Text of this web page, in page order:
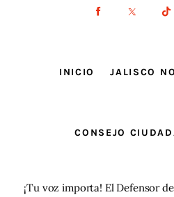
INICIO JALISCO
CONSEJO
¡Tu voz importa! El Defensor